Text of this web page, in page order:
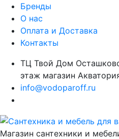
Бренды
О нас
Оплата и Доставка
Контакты
ТЦ Твой Дом
этаж магазин
info@vodoparoff.ru
Магазин сантехники и